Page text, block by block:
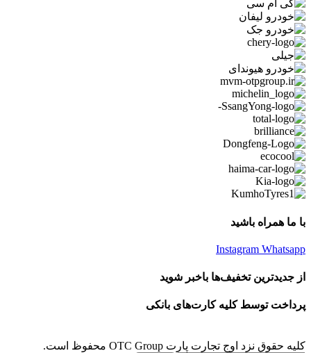
با ما همراه باشید
Instagram Whatsapp
از جدیدترین تخفیف‌ها باخبر شوید
پرداخت توسط کلیه کارت‌های بانکی
کلیه حقوق نزد اوج تجارت پارت OTC Group محفوظ است.